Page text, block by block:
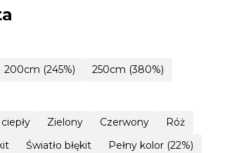
200cm (245%) 250cm (380%)
ciepły Zielony Czerwony
Róż
Światło błękit Pełny kolor (22%)